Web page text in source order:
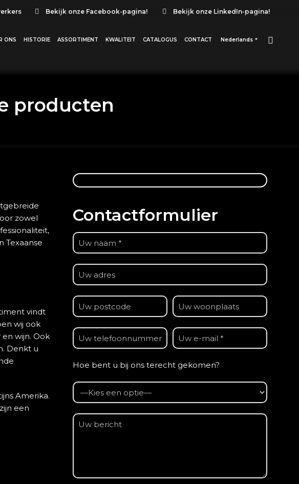
Bekijk onze Facebook-pagina! Bekijk onze LinkedIn-pagina!
ONS HISTORIE ASSORTIMENT KWALITEIT CATALOGUS CONTACT Nederlands
producten
zowel
Texaanse
vindt
wij ook
wijn. Ook
Denkt u
Amerika.
een
Contactformulier
Hoe bent u bij ons terecht gekomen?